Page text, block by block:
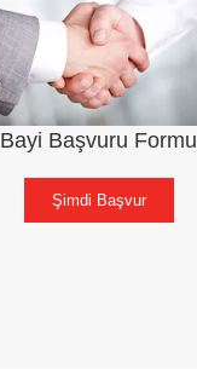
Bayi Başvuru Formu
Şimdi Başvur